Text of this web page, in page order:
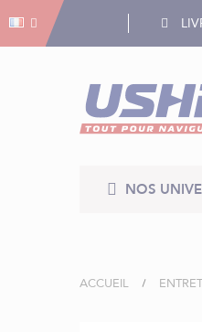
NOS
ACCUEIL
Gestion des cookies
Gestion des cookies